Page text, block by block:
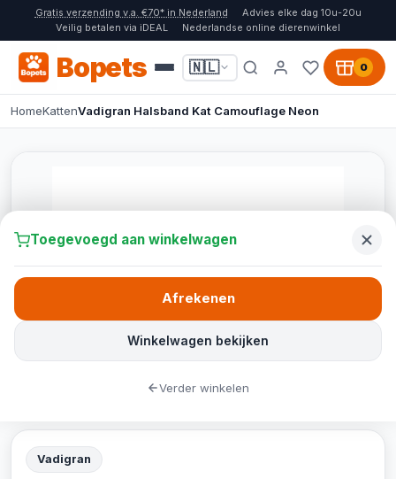
Gratis verzending v.a. €70* in Nederland
Advies elke dag 10u-20u
Veilig betalen via iDEAL
Nederlandse online dierenwinkel
Bopets 🇳🇱 0
HomeKattenVadigran Halsband Kat Camouflage Neon
Vadigran
Toegevoegd aan winkelwagen
Winkelwagen bekijken
Afrekenen
Verder winkelen